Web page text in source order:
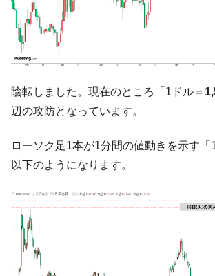
種は全般的「不調」⇒ PSIが示す現況は決
『Money1』
【米韓激突案件】韓国消費
ン』1人当たり賠償10万ウォンを認定 ⇒ 総
『Money1』
韓国型イージス搭載の次世
「KDDX」1番艦、2032年竣工と公示
『Money1』
【対日本円】ウォン安が急
に韓国がいっちょがみしたのでは。
は韓国で『BYD』車は売れている。6カ月
1.9倍！
『Money1』
在韓米国大使スティールが
く空港に詰めかけ「出て行け！」「極右勢
ドを掲げる「在韓反米勢力」
陰転しました。現在のところ「1ドル＝
辺の攻防となっています。
ローソク足1本が1分間の値動きを示す「
以下のようになります。